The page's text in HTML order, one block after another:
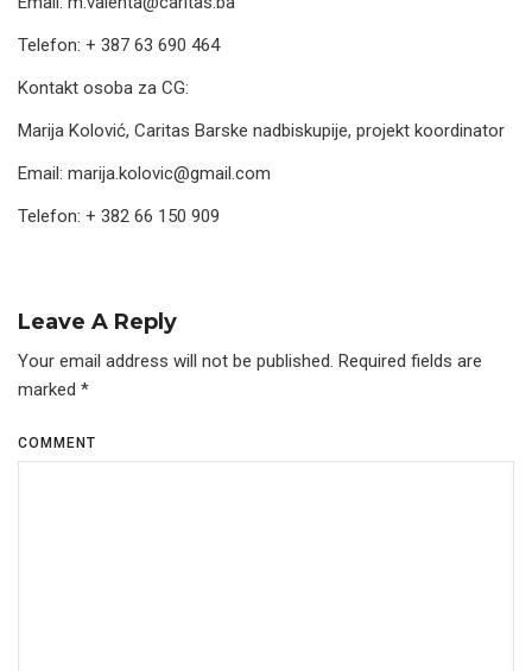
Telefon: + 387 63 690 464
Kontakt osoba za CG:
Marija Kolović, Caritas Barske nadbiskupije, projekt koordinator
Email: marija.kolovic@gmail.com
Telefon: + 382 66 150 909
Leave A Reply
Your email address will not be published. Required fields are
marked *
COMMENT